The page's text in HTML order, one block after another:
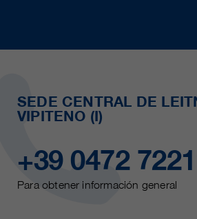
SEDE CENTRAL DE
VIPITENO (I)
+39 0472
Para obtener información general